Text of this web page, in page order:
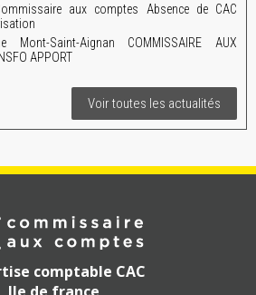
aux comptes Absence de CAC
Mont-Saint-Aignan COMMISSAIRE AUX
APPORT
Voir toutes les actualités
comptable CAC